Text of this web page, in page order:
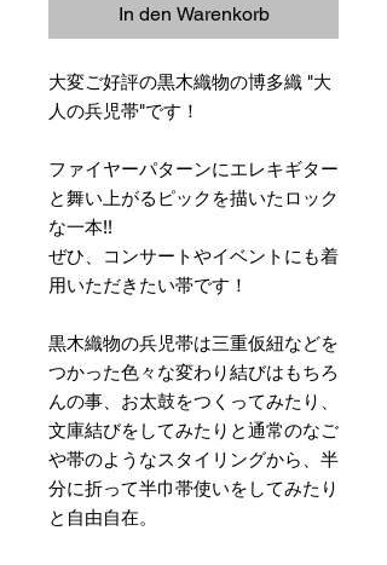
In den Warenkorb
大変ご好評の黒木織物の博多織 "大
人の兵児帯"です！
ファイヤーパターンにエレキギター
と舞い上がるピックを描いたロック
な一本!!
ぜひ、コンサートやイベントにも着
用いただきたい帯です！
黒木織物の兵児帯は三重仮紐などを
つかった色々な変わり結びはもちろ
んの事、お太鼓をつくってみたり、
文庫結びをしてみたりと通常のなご
や帯のようなスタイリングから、半
分に折って半巾帯使いをしてみたり
と自由自在。